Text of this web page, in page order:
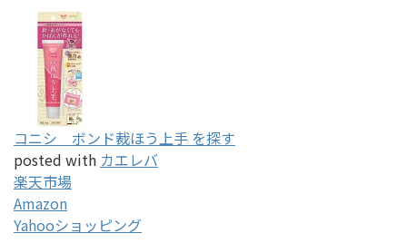
コニシ ボンド裁ほう上手 を探す
posted with カエレバ
楽天市場
Amazon
Yahooショッピング